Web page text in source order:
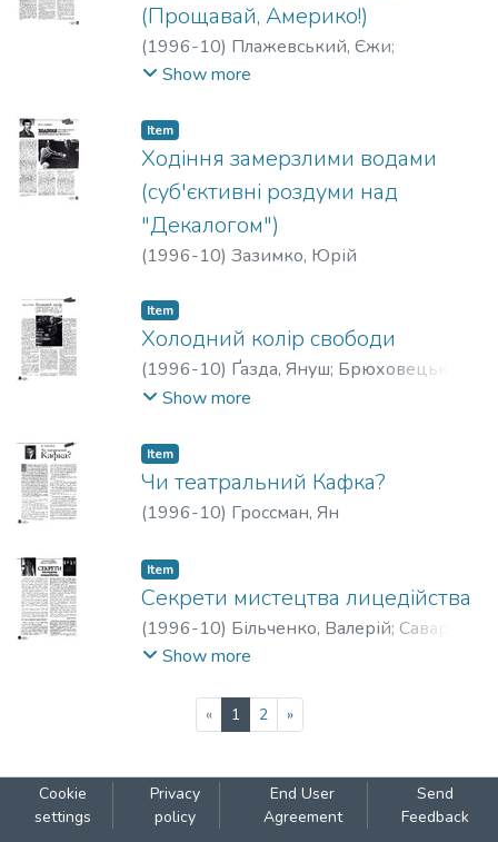
(Прощавай, Америко!)
(1996-10) Плажевський, Єжи;
Брюховецька, Лариса
Show more
Item
Ходіння замерзлими водами
(суб'єктивні роздуми над
"Декалогом")
(1996-10) Зазимко, Юрій
Item
Холодний колір свободи
(1996-10) Ґазда, Януш; Брюховецька,
Лариса
Show more
Item
Чи театральний Кафка?
(1996-10) Гроссман, Ян
Item
Секрети мистецтва лицедійства
(1996-10) Більченко, Валерій; Саварезе,
Ніколя;Барба, Еуженіо
Show more
« 1 (current)
2 »
Cookie
settings
Privacy
policy
End User
Agreement
Send
Feedback